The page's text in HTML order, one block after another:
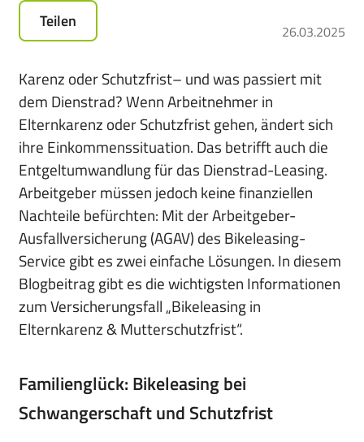
Leasen
E-
Bikes,
Pedelecs
u.v.m.
Teilen 26.03.2025
Karenz oder Schutzfrist– und was passiert mit
dem Dienstrad? Wenn Arbeitnehmer in
Elternkarenz oder Schutzfrist gehen, ändert sich
ihre Einkommenssituation. Das betrifft auch die
Entgeltumwandlung für das Dienstrad-Leasing.
Arbeitgeber müssen jedoch keine finanziellen
Nachteile befürchten: Mit der Arbeitgeber-
Ausfallversicherung (AGAV) des Bikeleasing-
Service gibt es zwei einfache Lösungen. In diesem
Blogbeitrag gibt es die wichtigsten Informationen
zum Versicherungsfall „Bikeleasing in
Elternkarenz & Mutterschutzfrist“.
Familienglück: Bikeleasing bei
Schwangerschaft und Schutzfrist